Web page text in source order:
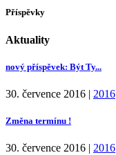
Příspěvky
Aktuality
nový příspěvek: Být Ty...
30. července 2016 | 2016
Změna termínu !
30. července 2016 | 2016